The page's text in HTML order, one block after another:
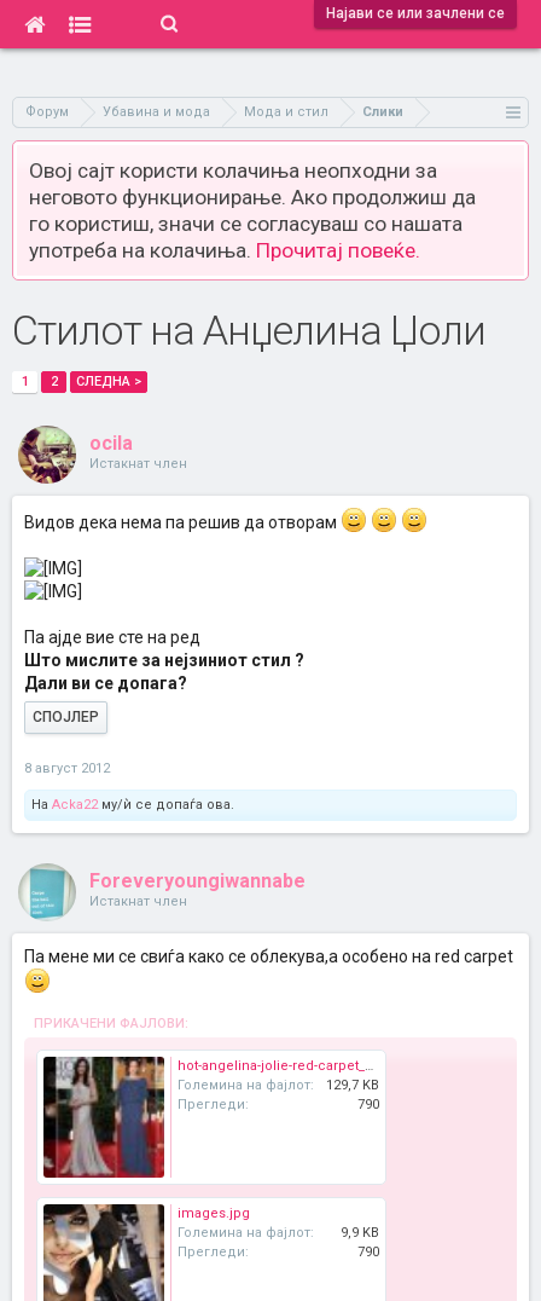
Најави се или зачлени се
Форум Убавина и мода Мода и стил Слики
Овој сајт користи колачиња неопходни за
неговото функционирање. Ако продолжиш да
го користиш, значи се согласуваш со нашата
употреба на колачиња. Прочитај повеќе.
Стилот на Анџелина Џоли
1 2 СЛЕДНА >
ocila
Истакнат член
Видов дека нема па решив да отворам
Па ајде вие сте на ред
Што мислите за нејзиниот стил ?
Дали ви се допага?
СПОЈЛЕР
8 август 2012
На Acka22му/ѝ се допаѓа ова.
Foreveryoungiwannabe
Истакнат член
Па мене ми се свиѓа како се облекува,а особено на red carpet
ПРИКАЧЕНИ ФАЈЛОВИ:
hot-angelina-jolie-red-carpet_0.jpg
Големина на фајлот:
129,7 KB
Прегледи:
790
images.jpg
Големина на фајлот:
9,9 KB
Прегледи:
790